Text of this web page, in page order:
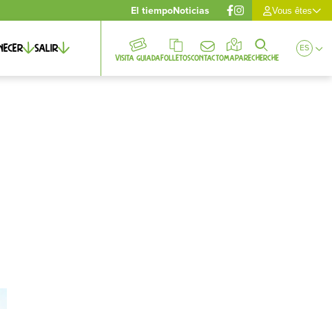
El tiempoNoticias Vous êtes
Salir
Visita guiadaFolletosContactoMapaRecherche
ES